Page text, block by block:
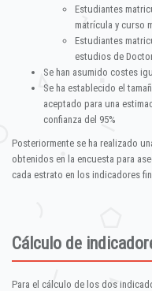
Estudiantes
matrícula y curso
Estudiantes
estudios de
Se han asumido costes
Se ha establecido el
aceptado para una
confianza del 95%
Posteriormente se ha realizado
obtenidos en la encuesta para
cada estrato en los indicadores
Cálculo de
Para el cálculo de los dos